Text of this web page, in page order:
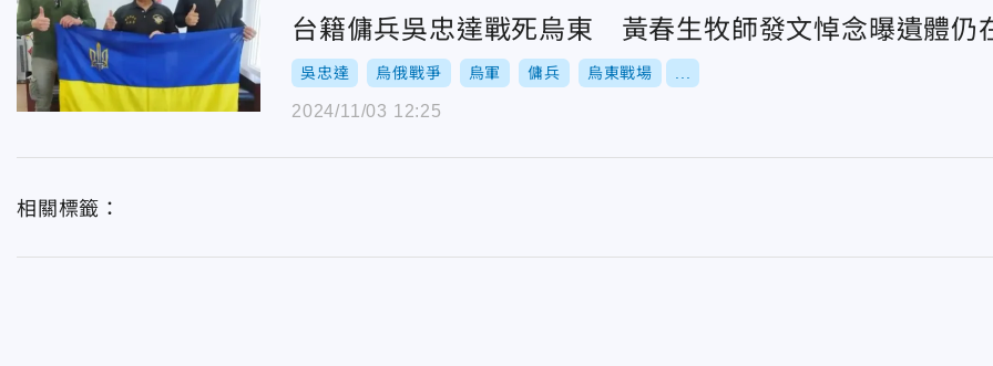
台籍傭兵吳忠達戰死烏東 黃春生牧師發文悼念曝遺體仍
吳忠達 烏俄戰爭 烏軍 傭兵 烏東戰場
2024/11/03 12:25
相關標籤：